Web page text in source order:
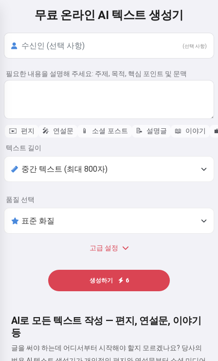
무료 온라인 AI 텍스트 생성기
(선택 사항)
필요한 내용을 설명해 주세요: 주제, 목적, 핵심 포인트 및 문맥
✉️ 편지 🎤 연설문 📱 소셜 포스트 📝 설명글 📖 이야기
텍스트 길이
품질 선택
고급 설정
생성하기 6
AI로 모든 텍스트 작성 — 편지, 연설문, 이야기
등
글을 써야 하는데 어디서부터 시작해야 할지 모르겠나요? 당사의